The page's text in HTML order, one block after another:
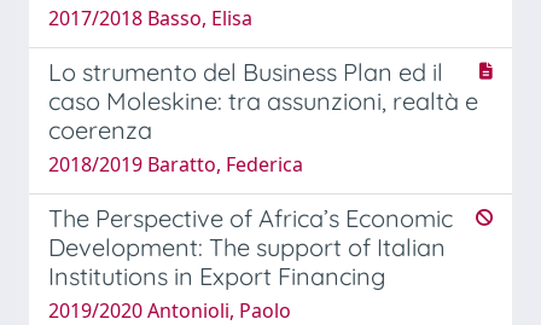
2017/2018 Basso, Elisa
Lo strumento del Business Plan ed il
caso Moleskine: tra assunzioni, realtà e
coerenza
2018/2019 Baratto, Federica
The Perspective of Africa’s Economic
Development: The support of Italian
Institutions in Export Financing
2019/2020 Antonioli, Paolo